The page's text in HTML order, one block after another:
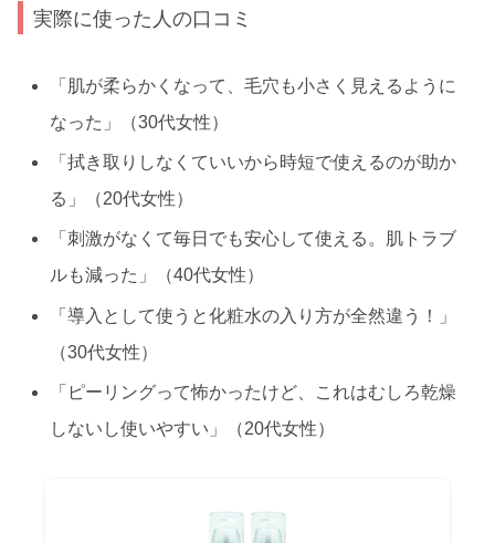
実際に使った人の口コミ
「肌が柔らかくなって、毛穴も小さく見えるように
なった」（30代女性）
「拭き取りしなくていいから時短で使えるのが助か
る」（20代女性）
「刺激がなくて毎日でも安心して使える。肌トラブ
ルも減った」（40代女性）
「導入として使うと化粧水の入り方が全然違う！」
（30代女性）
「ピーリングって怖かったけど、これはむしろ乾燥
しないし使いやすい」（20代女性）